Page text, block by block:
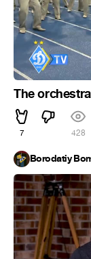
The
7 428
Borodatiy